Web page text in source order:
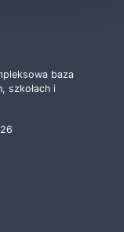
baza
szkołach i